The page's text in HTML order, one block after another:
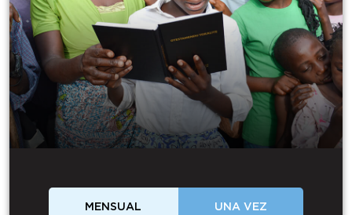
MENSUAL UNA VEZ